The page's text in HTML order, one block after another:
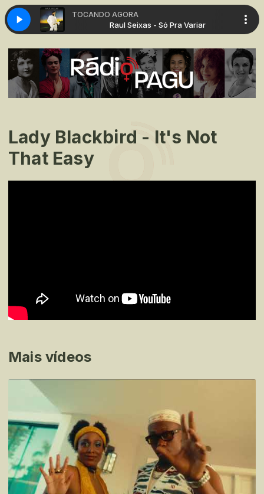
TOCANDO AGORA
Pra Variar Raul Seixas - Só Pra Variar
Lady Blackbird - It's Not
That Easy
Mais vídeos